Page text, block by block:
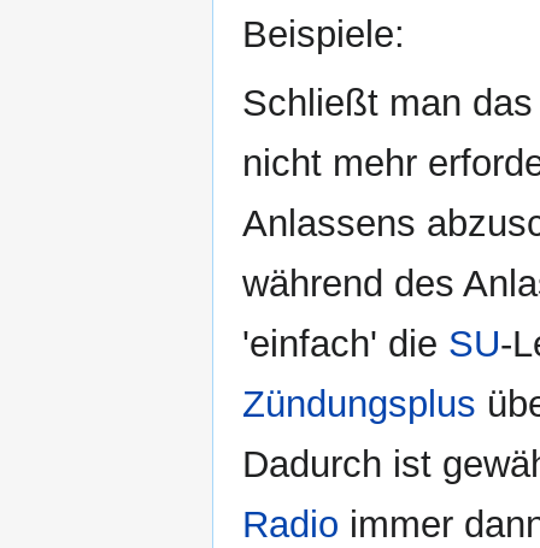
Beispiele:
Schließt man
nicht mehr
Anlassens
während des
'einfach' die SU-
Zündungsplus
Dadurch ist
Radio immer